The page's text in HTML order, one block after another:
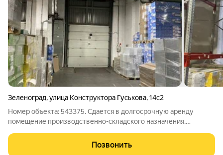
Зеленоград,улица Конструктора Гуськова,14с2
Номер объекта: 543375. Сдается в долгосрочную аренду
помещение производственно-складского назначения.
Предоставление юр. Адреса. Общая площадь 4500 м2. Высота
потолка 5м. Нагрузка на пол 5 т/м2.
Позвонить